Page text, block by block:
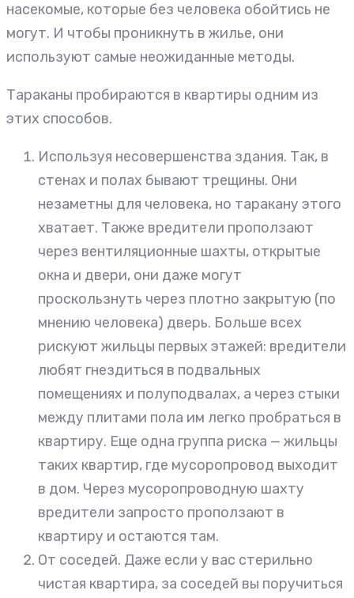
насекомые, которые без человека обойтись не
могут. И чтобы проникнуть в жилье, они
используют самые неожиданные методы.
Тараканы пробираются в квартиры одним из
этих способов.
Используя несовершенства здания. Так, в
стенах и полах бывают трещины. Они
незаметны для человека, но таракану этого
хватает. Также вредители проползают
через вентиляционные шахты, открытые
окна и двери, они даже могут
проскользнуть через плотно закрытую (по
мнению человека) дверь. Больше всех
рискуют жильцы первых этажей: вредители
любят гнездиться в подвальных
помещениях и полуподвалах, а через стыки
между плитами пола им легко пробраться в
квартиру. Еще одна группа риска — жильцы
таких квартир, где мусоропровод выходит
в дом. Через мусоропроводную шахту
вредители запросто проползают в
квартиру и остаются там.
От соседей. Даже если у вас стерильно
чистая квартира, за соседей вы поручиться